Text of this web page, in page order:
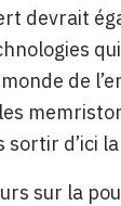
devrait
de
d’ici
sur la